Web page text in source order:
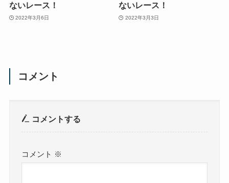
ないレース！
2022年3月6日
ないレース！
2022年3月3日
コメント
コメントする
コメント ※